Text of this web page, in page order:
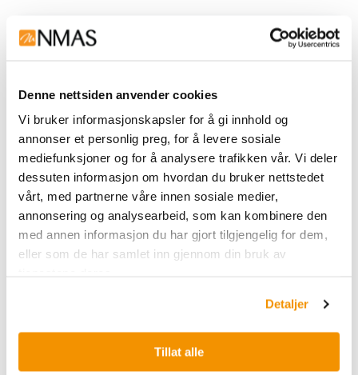
Denne nettsiden anvender cookies
Vi bruker informasjonskapsler for å gi innhold og
annonser et personlig preg, for å levere sosiale
mediefunksjoner og for å analysere trafikken vår. Vi deler
dessuten informasjon om hvordan du bruker nettstedet
vårt, med partnerne våre innen sosiale medier,
annonsering og analysearbeid, som kan kombinere den
med annen informasjon du har gjort tilgjengelig for dem,
eller som de har samlet inn gjennom din bruk av
Detaljer
Tillat alle
Fleksible synteseløsninger for produksjon av
høykvalitets polyetylenglykol (PEG) -